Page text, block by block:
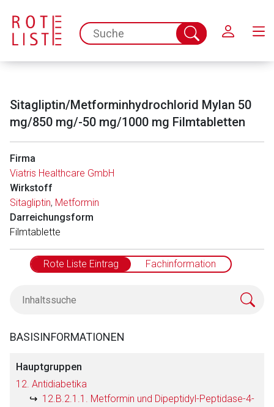
spc.search.input.placeholder
Suche
abschicken
Sitagliptin/Metforminhydrochlorid Mylan 50
mg/850 mg/-50 mg/1000 mg Filmtabletten
Firma
Viatris Healthcare GmbH
Wirkstoff
Sitagliptin, Metformin
Darreichungsform
Film­ta­blet­te
Rote Liste Eintrag Fachinformation
BASISINFORMATIONEN
Hauptgruppen
12. Antidiabetika
12.B.2.1.1. Metformin und Dipeptidyl-Peptidase-4-